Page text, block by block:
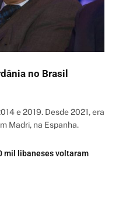
no Brasil
e 2019. Desde 2021, era
Madri, na Espanha.
mil libaneses voltaram